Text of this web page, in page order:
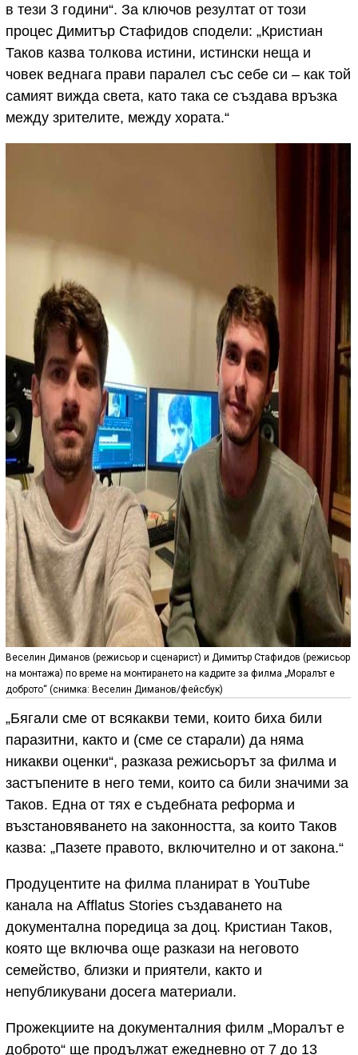
в тези 3 години“. За ключов резултат от този
процес Димитър Стафидов сподели: „Кристиан
Таков казва толкова истини, истински неща и
човек веднага прави паралел със себе си – как той
самият вижда света, като така се създава връзка
между зрителите, между хората.“
Веселин Диманов (режисьор и сценарист) и Димитър Стафидов (режисьор
на монтажа) по време на монтирането на кадрите за филма „Моралът е
доброто“ (снимка: Веселин Диманов/фейсбук)
„Бягали сме от всякакви теми, които биха били
паразитни, както и (сме се старали) да няма
никакви оценки“, разказа режисьорът за филма и
застъпените в него теми, които са били значими за
Таков. Една от тях е съдебната реформа и
възстановяването на законността, за които Таков
казва: „Пазете правото, включително и от закона.“
Продуцентите на филма планират в YouTube
канала на Afflatus Stories създаването на
документална поредица за доц. Кристиан Таков,
която ще включва още разкази на неговото
семейство, близки и приятели, както и
непубликувани досега материали.
Прожекциите на документалния филм „Моралът е
доброто“ ще продължат ежедневно от 7 до 13